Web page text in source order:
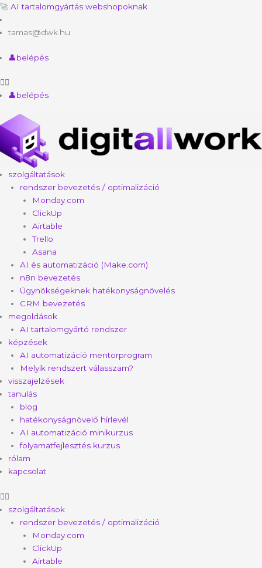
Skip
to
content
🚀 AI tartalomgyártás webshopoknak
tamas@dwk.hu
👤belépés
👤belépés
szolgáltatások
rendszer bevezetés / optimalizáció
Monday.com
ClickUp
Airtable
Trello
Asana
AI és automatizáció (Make.com)
n8n bevezetés
Ügynökségeknek hatékonyságnövelés
CRM bevezetés
megoldások
AI tartalomgyártó rendszer
képzések
AI automatizáció mentorprogram
Melyik rendszert válasszam?
visszajelzések
tanulás
blog
hatékonyságnövelő hírlevél
AI automatizáció minikurzus
folyamatfejlesztés kurzus
rólam
kapcsolat
szolgáltatások
rendszer bevezetés / optimalizáció
Monday.com
ClickUp
Airtable